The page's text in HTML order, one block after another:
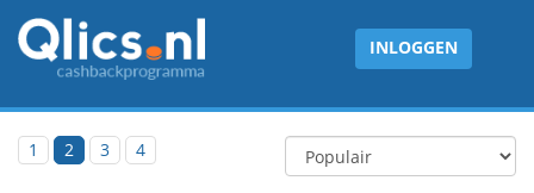
INLOGGEN
1 2 3 4